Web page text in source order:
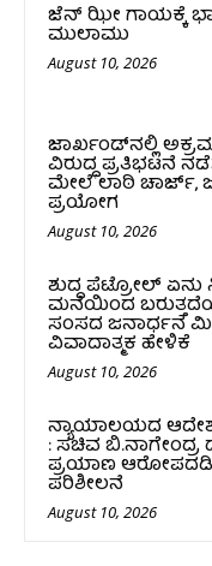
ಜೆನ್ ಝೀ ಗಾಯಕ್ಕೆ
ಮುಲಾಮು
August 10, 2026
ಜಾರ್ಖಂಡ್‌ನಲ್ಲಿ
ವಿರುದ್ಧ ಪ್ರತಿಭಟನೆ
ಮೇಲೆ ಲಾಠಿ ಚಾರ್ಜ್‌,
ಪ್ರಯೋಗ
August 10, 2026
ಶುದ್ಧ ಪೆಟ್ರೋಲ್ ಏನು
ಮನೆಯಿಂದ
ಸಂಸದ ಜನಾರ್ಧನ
ವಿವಾದಾತ್ಮಕ ಹೇಳಿಕೆ
August 10, 2026
ನ್ಯಾಯಾಲಯದ
: ಸಚಿವ
ಪ್ರಯಾಣ
ಪರಿಶೀಲನೆ
August 10, 2026